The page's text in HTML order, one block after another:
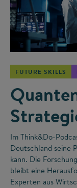
FUTURE SKILLS
Im Think&Do-
Deutschland seine
kann. Die
bleibt eine
Experten aus